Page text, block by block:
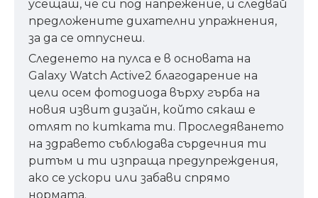
усещаш, че си под напрежение, и следвай
предложените дихателни упражнения,
за да се отпуснеш.
Следенето на пулса е в основата на
Galaxy Watch Active2 благодарение на
цели осем фотодиода върху гърба на
новия извит дизайн, който сякаш е
отлят по китката ти. Проследяването
на здравето съблюдава сърдечния ти
ритъм и ти изпраща предупреждения,
ако се ускори или забави спрямо
нормата.